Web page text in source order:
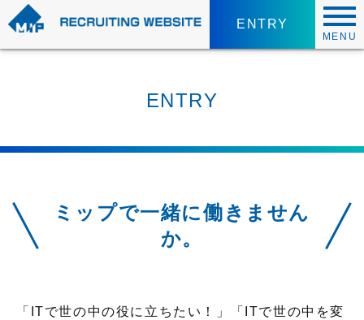
ENTRY
MENU
ENTRY
ミップで一緒に働きません
か。
「ITで世の中の役に立ちたい！」「ITで世の中を変